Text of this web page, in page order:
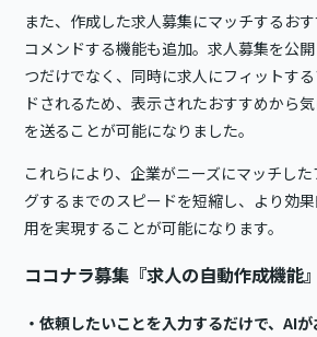
また、作成した求人募集にマッチするお
コメンドする機能も追加。求人募集を公
つだけでなく、同時に求人にフィットす
ドされるため、表示されたおすすめから
を送ることが可能になりました。
これらにより、企業がニーズにマッチし
グするまでのスピードを短縮し、より効
用を実現することが可能になります。
ココナラ募集『求人の自動作成機能
・依頼したいことを入力するだけで、AI